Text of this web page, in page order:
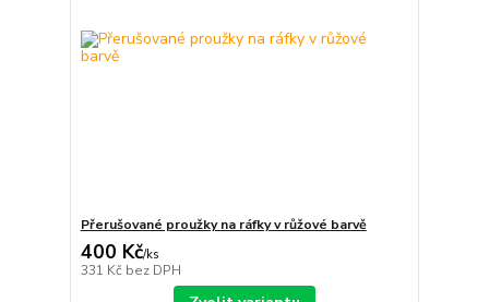
Přerušované proužky na ráfky v růžové barvě
400 Kč/ks
331 Kč bez DPH